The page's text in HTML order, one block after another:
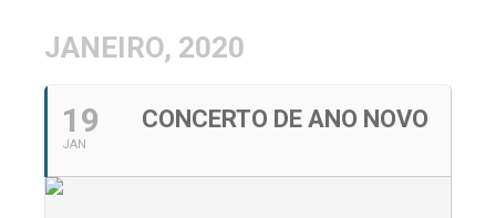
JANEIRO, 2020
19
JAN
CONCERTO DE ANO NOVO